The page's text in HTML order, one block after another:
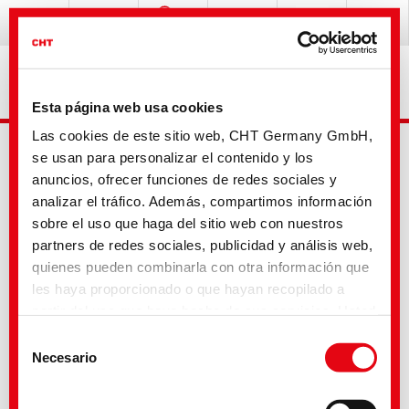
Esta página web usa cookies
Las cookies de este sitio web, CHT Germany GmbH,
se usan para personalizar el contenido y los
anuncios, ofrecer funciones de redes sociales y
analizar el tráfico. Además, compartimos información
sobre el uso que haga del sitio web con nuestros
partners de redes sociales, publicidad y análisis web,
quienes pueden combinarla con otra información que
les haya proporcionado o que hayan recopilado a
nuestro sitio web. Con algunos de los servicios
utilizados, existe la posibilidad de que los datos se
transfieran a los Estados Unidos y sean tratados por
Necesario
Busqueda avanzada
Tu selección